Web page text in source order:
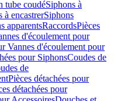
tube coudéSiphons à
à encastrerSiphons
apparentsRaccordsPièces
d'écoulement pour
Vannes d'écoulement pour
pour SiphonsCoudes de
de
Pièces détachées pour
détachées pour